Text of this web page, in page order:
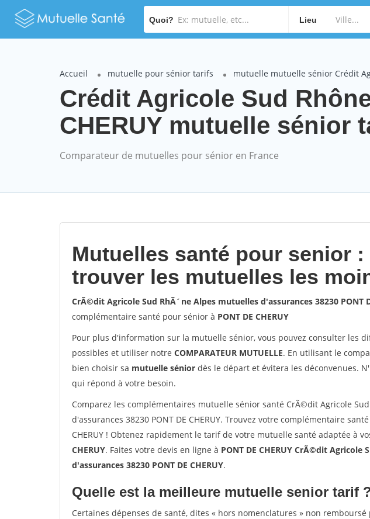
Quoi? Lieu
Accueil mutuelle pour sénior tarifs mutuelle mutuelle sénior Crédit
Crédit Agricole Sud
CHERUY mutuelle sénior
Comparateur de mutuelles pour sénior en France
Mutuelles santé pour senior
trouver les mutuelles les
CrÃ©dit Agricole Sud RhÃ´ne Alpes mutuelles d'assurances 38230 PONT
complémentaire santé pour sénior à PONT DE CHERUY
Pour plus d'information sur la mutuelle sénior, vous pouvez consulter les
possibles et utiliser notre COMPARATEUR MUTUELLE. En utilisant le
bien choisir sa mutuelle sénior dès le départ et évitera les déconvenues.
qui répond à votre besoin.
Comparez les complémentaires mutuelle sénior santé CrÃ©dit Agricole
d'assurances 38230 PONT DE CHERUY. Trouvez votre complémentaire
CHERUY ! Obtenez rapidement le tarif de votre mutuelle santé adaptée à
CHERUY. Faites votre devis en ligne à PONT DE CHERUY CrÃ©dit Agricole
d'assurances 38230 PONT DE CHERUY.
Quelle est la meilleure mutuelle senior tarif
Certaines dépenses de santé, dites « hors nomenclatures » non